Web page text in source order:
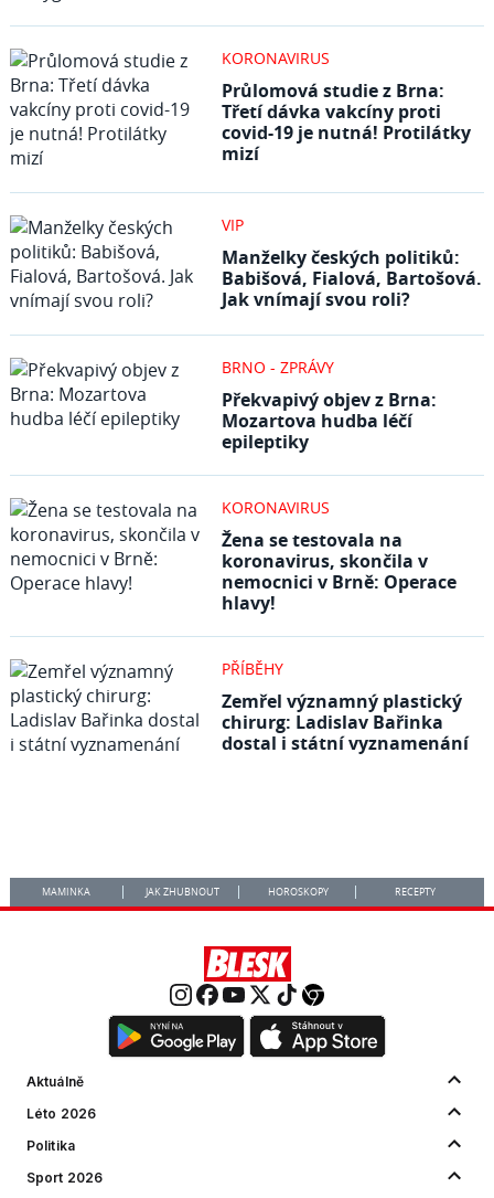
KORONAVIRUS
Průlomová studie z Brna:
Třetí dávka vakcíny proti
covid-19 je nutná! Protilátky
mizí
VIP
Manželky českých politiků:
Babišová, Fialová, Bartošová.
Jak vnímají svou roli?
BRNO - ZPRÁVY
Překvapivý objev z Brna:
Mozartova hudba léčí
epileptiky
KORONAVIRUS
Žena se testovala na
koronavirus, skončila v
nemocnici v Brně: Operace
hlavy!
PŘÍBĚHY
Zemřel významný plastický
chirurg: Ladislav Bařinka
dostal i státní vyznamenání
MAMINKA JAK ZHUBNOUT HOROSKOPY RECEPTY
Aktuálně
Léto 2026
Politika
Sport 2026